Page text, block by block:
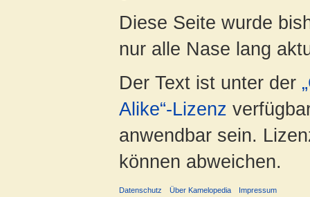
Diese Seite wurde
nur alle Nase lang
Der Text ist unter der
Alike“-Lizenz
anwendbar sein.
können abweichen.
Datenschutz Über Kamelopedia Impressum